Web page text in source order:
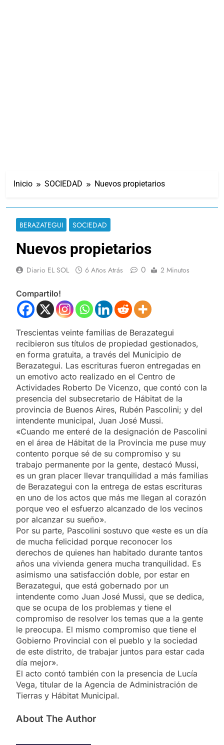
Inicio SOCIEDAD Nuevos propietarios
BERAZATEGUI SOCIEDAD
Nuevos propietarios
Diario EL SOL 6 Años Atrás 0 2 Minutos
Compartilo!
Trescientas veinte familias de Berazategui
recibieron sus títulos de propiedad gestionados,
en forma gratuita, a través del Municipio de
Berazategui. Las escrituras fueron entregadas en
un emotivo acto realizado en el Centro de
Actividades Roberto De Vicenzo, que contó con la
presencia del subsecretario de Hábitat de la
provincia de Buenos Aires, Rubén Pascolini; y del
intendente municipal, Juan José Mussi.
«Cuando me enteré de la designación de Pascolini
en el área de Hábitat de la Provincia me puse muy
contento porque sé de su compromiso y su
trabajo permanente por la gente, destacó Mussi,
es un gran placer llevar tranquilidad a más familias
de Berazategui con la entrega de estas escrituras
en uno de los actos que más me llegan al corazón
porque veo el esfuerzo alcanzado de los vecinos
por alcanzar su sueño».
Por su parte, Pascolini sostuvo que «este es un día
de mucha felicidad porque reconocer los
derechos de quienes han habitado durante tantos
años una vivienda genera mucha tranquilidad. Es
asimismo una satisfacción doble, por estar en
Berazategui, que está gobernado por un
intendente como Juan José Mussi, que se dedica,
que se ocupa de los problemas y tiene el
compromiso de resolver los temas que a la gente
le preocupa. El mismo compromiso que tiene el
Gobierno Provincial con el pueblo y la sociedad
de este distrito, de trabajar juntos para estar cada
día mejor».
El acto contó también con la presencia de Lucía
Vega, titular de la Agencia de Administración de
Tierras y Hábitat Municipal.
About The Author